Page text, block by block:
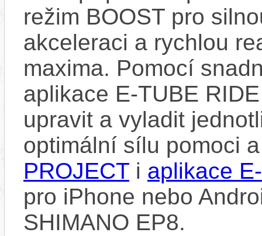
režim BOOST pro
akceleraci a rychlou
maxima. Pomocí
aplikace E-TUBE
upravit a vyladit
optimální sílu pomoci
PROJECT i aplikace
pro iPhone nebo
SHIMANO EP8.